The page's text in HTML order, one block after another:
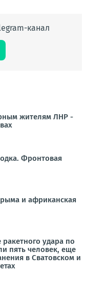
канал
жителям ЛНР -
Фронтовая
и африканская
удара по
пять человек, еще
в Сватовском и